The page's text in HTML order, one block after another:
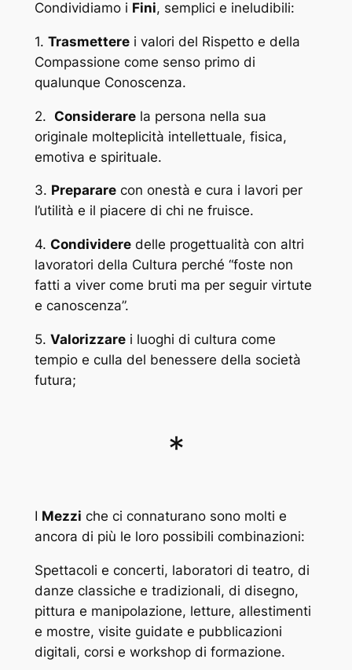
Condividiamo i Fini, semplici e ineludibili:
1. Trasmetterei valori del Rispetto e della
Compassione come senso primo di
qualunque Conoscenza.
2. Considerarela persona nella sua
originale molteplicità intellettuale, fisica,
emotiva e spirituale.
3. Prepararecon onestà e cura i lavori per
l’utilità e il piacere di chi ne fruisce.
4. Condivideredelle progettualità con altri
lavoratori della Cultura perché “foste non
fatti a viver come bruti ma per seguir virtute
e canoscenza”.
5. Valorizzarei luoghi di cultura come
tempio e culla del benessere della società
futura;
*
I Mezzi che ci connaturano sono molti e
ancora di più le loro possibili combinazioni:
Spettacoli e concerti, laboratori di teatro, di
danze classiche e tradizionali, di disegno,
pittura e manipolazione, letture, allestimenti
e mostre, visite guidate e pubblicazioni
digitali, corsi e workshop di formazione.